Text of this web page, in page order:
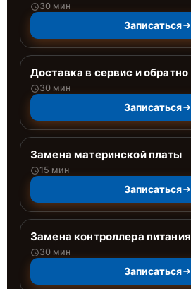
30 мин
Записаться
Доставка в сервис и обратно
30 мин
Записаться
Замена материнской платы
15 мин
Записаться
Замена контроллера питания
30 мин
Записаться